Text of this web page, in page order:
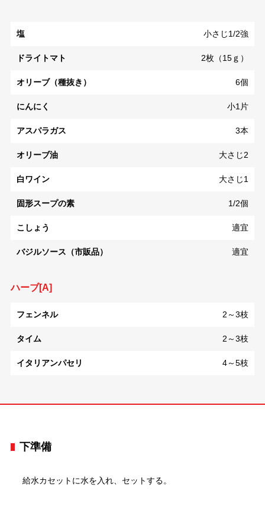
塩 小さじ1/2強
ドライトマト 2枚（15ｇ）
オリーブ（種抜き） 6個
にんにく 小1片
アスパラガス 3本
オリーブ油 大さじ2
白ワイン 大さじ1
固形スープの素 1/2個
こしょう 適宜
バジルソース（市販品） 適宜
ハーブ[A]
フェンネル 2～3枝
タイム 2～3枝
イタリアンパセリ 4～5枝
下準備
給水カセットに水を入れ、セットする。